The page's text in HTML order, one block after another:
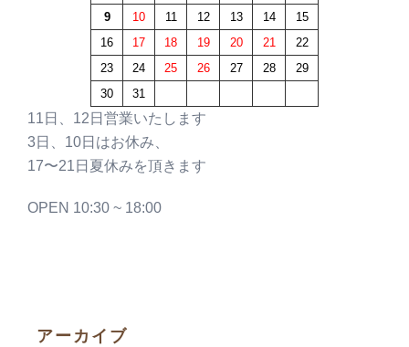
9 10 11 12 13 14
15
16
17 18 19 20 21
22
23
24 25 26 27 28
29
30
31
11日、12日営業いたします
3日、10日はお休み、
17〜21日夏休みを頂きます
OPEN 10:30 ~ 18:00
アーカイブ